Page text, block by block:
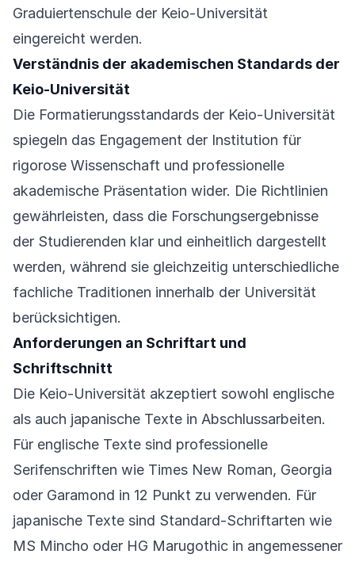
Graduiertenschule der Keio-Universität
eingereicht werden.
Verständnis der akademischen Standards der
Keio-Universität
Die Formatierungsstandards der Keio-Universität
spiegeln das Engagement der Institution für
rigorose Wissenschaft und professionelle
akademische Präsentation wider. Die Richtlinien
gewährleisten, dass die Forschungsergebnisse
der Studierenden klar und einheitlich dargestellt
werden, während sie gleichzeitig unterschiedliche
fachliche Traditionen innerhalb der Universität
berücksichtigen.
Anforderungen an Schriftart und
Schriftschnitt
Die Keio-Universität akzeptiert sowohl englische
als auch japanische Texte in Abschlussarbeiten.
Für englische Texte sind professionelle
Serifenschriften wie Times New Roman, Georgia
oder Garamond in 12 Punkt zu verwenden. Für
japanische Texte sind Standard-Schriftarten wie
MS Mincho oder HG Marugothic in angemessener